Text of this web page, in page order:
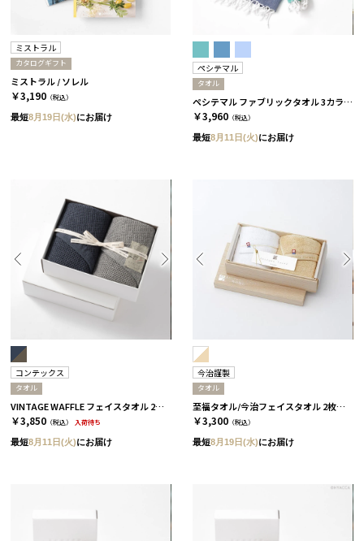
ミストラル
カタログギフト
ミストラル / ソレル
￥3,190 （税込）
最短8月19日(水)にお届け
ペシテマル
タオル
ペシテマル ファブリックタオル 3カラー ミント
￥3,960 （税込）
最短8月11日(火)にお届け
コンテックス
タオル
VINTAGE WAFFLE フェイスタオル 2枚セット［コンテックス］
￥3,850 （税込） 入荷待ち
最短8月11日(火)にお届け
今治謹製
タオル
至福タオル/今治フェイスタオル 2枚セット
￥3,300 （税込）
最短8月19日(水)にお届け